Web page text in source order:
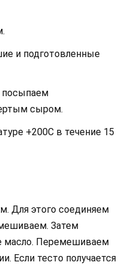
и подготовленные
посыпаем
сыром.
+200С в течение 15
Для этого соединяем
Затем
масло. Перемешиваем
Если тесто получается